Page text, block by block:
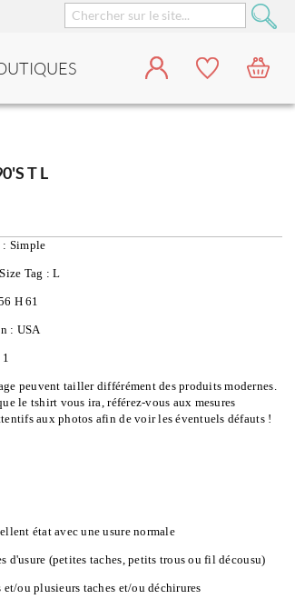
T L
: Simple
Tag : L
H 61
: USA
peuvent tailler différément des produits modernes.
le tshirt vous ira, référez-vous aux mesures
aux photos afin de voir les éventuels défauts !
état avec une usure normale
d'usure (petites taches, petits trous ou fil décousu)
et/ou plusieurs taches et/ou déchirures